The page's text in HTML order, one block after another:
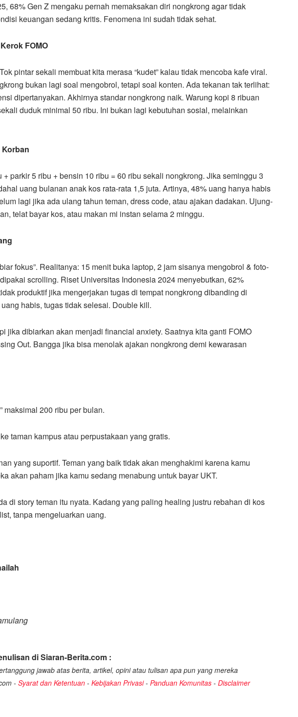
68% Gen Z mengaku pernah memaksakan diri nongkrong agar tidak
keuangan sedang kritis. Fenomena ini sudah tidak sehat.
FOMO
pintar sekali membuat kita merasa “kudet” kalau tidak mencoba kafe viral.
bukan lagi soal mengobrol, tetapi soal konten. Ada tekanan tak terlihat:
dipertanyakan. Akhirnya standar nongkrong naik. Warung kopi 8 ribuan
duduk minimal 50 ribu. Ini bukan lagi kebutuhan sosial, melainkan
parkir 5 ribu + bensin 10 ribu = 60 ribu sekali nongkrong. Jika seminggu 3
uang bulanan anak kos rata-rata 1,5 juta. Artinya, 48% uang hanya habis
lagi jika ada ulang tahun teman, dress code, atau ajakan dadakan. Ujung-
telat bayar kos, atau makan mi instan selama 2 minggu.
fokus”. Realitanya: 15 menit buka laptop, 2 jam sisanya mengobrol & foto-
scrolling. Riset Universitas Indonesia 2024 menyebutkan, 62%
produktif jika mengerjakan tugas di tempat nongkrong dibanding di
habis, tugas tidak selesai. Double kill.
jika dibiarkan akan menjadi financial anxiety. Saatnya kita ganti FOMO
Out. Bangga jika bisa menolak ajakan nongkrong demi kewarasan
maksimal 200 ribu per bulan.
taman kampus atau perpustakaan yang gratis.
yang suportif. Teman yang baik tidak akan menghakimi karena kamu
akan paham jika kamu sedang menabung untuk bayar UKT.
di story teman itu nyata. Kadang yang paling healing justru rebahan di kos
tanpa mengeluarkan uang.
di Siaran-Berita.com :
jawab atas berita, artikel, opini atau tulisan apa pun yang mereka
- Syarat dan Ketentuan - Kebijakan Privasi- Panduan Komunitas - Disclaimer